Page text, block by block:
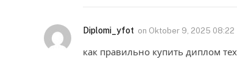
Diplomi_yfot on Oktober 9, 2025 08:22
как правильно купить диплом